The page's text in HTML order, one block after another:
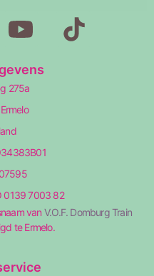
275a
0139 7003 82
van V.O.F. Domburg Train
te Ermelo.